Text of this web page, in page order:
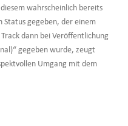
wahrscheinlich bereits
Status gegeben, der einem
dann bei Veröffentlichung
gegeben wurde, zeugt
Umgang mit dem